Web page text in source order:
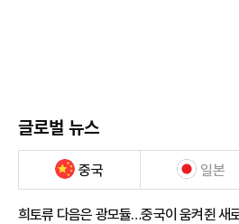
글로벌 뉴스
중국 일본
희토류 다음은 광모듈…중국이 움켜쥔 새